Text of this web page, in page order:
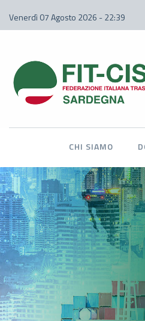
Venerdì 07 Agosto 2026 - 22:39
CHI SIAMO